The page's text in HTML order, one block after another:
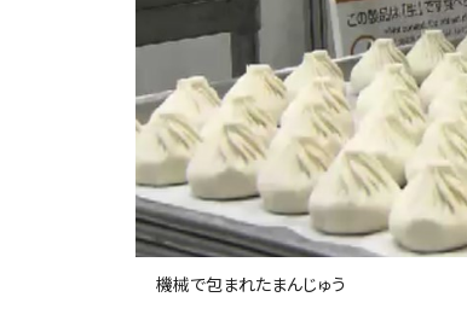
機械で包まれたまんじゅう